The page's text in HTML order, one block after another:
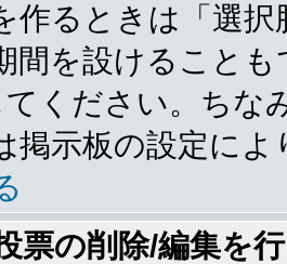
作るときは「選
間を設けること
ください。ちな
掲示板の設定に
票の削除/編集を